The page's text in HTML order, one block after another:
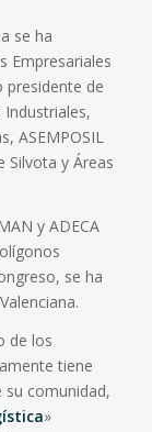
se ha
Empresariales
presidente de
Industriales,
ASEMPOSIL
Silvota y Áreas
y ADECA
se ha
de los
tiene
su comunidad,
»